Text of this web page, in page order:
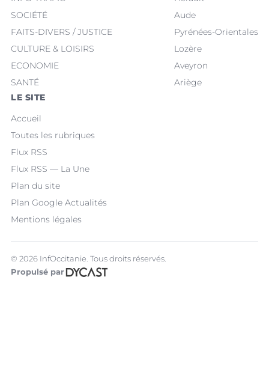
SOCIÉTÉ
FAITS-DIVERS / JUSTICE
CULTURE & LOISIRS
ECONOMIE
SANTÉ
Aude
Pyrénées-Orientales
Lozère
Aveyron
Ariège
LE SITE
Accueil
Toutes les rubriques
Flux RSS
Flux RSS — La Une
Plan du site
Plan Google Actualités
Mentions légales
© 2026 InfOccitanie. Tous droits réservés.
Propulsé par